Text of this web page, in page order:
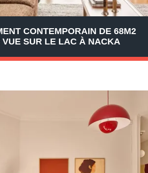
CONTEMPORAIN DE 68M2
VUE SUR LE LAC À NACKA